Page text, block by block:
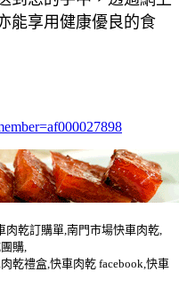
能享用健康優良的食
乾訂購單,南門市場快車肉乾,
購,
乾禮盒,快車肉乾 facebook,快車